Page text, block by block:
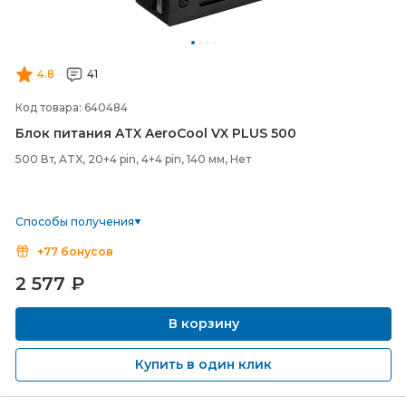
4.8 41
Код товара: 640484
Блок питания ATX AeroCool VX PLUS 500
500 Вт, ATX, 20+4 pin, 4+4 pin, 140 мм, Нет
Способы получения
+77 бонусов
2 577 ₽
В корзину
Купить в один клик